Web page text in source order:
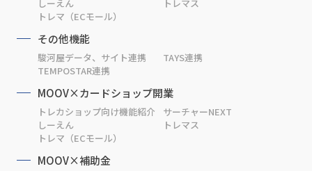
しーえん
トレマス
トレマ（ECモール）
その他機能
駿河屋データ、サイト連携
TAYS連携
TEMPOSTAR連携
MOOV×カードショップ開業
トレカショップ向け機能紹介
サーチャーNEXT
しーえん
トレマス
トレマ（ECモール）
MOOV×補助金